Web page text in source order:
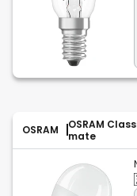
OSRAM
OSRAM
mate